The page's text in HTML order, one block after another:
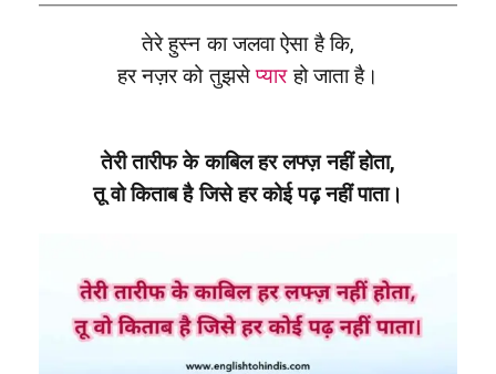
तेरे हुस्न का जलवा ऐसा है कि,
हर नज़र को तुझसेप्यारहो जाता है।
तेरी तारीफ के काबिल हर लफ्ज़ नहीं होता,
तू वो किताब है जिसे हर कोई पढ़ नहीं पाता।